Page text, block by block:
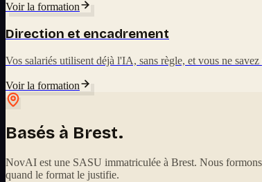
Voir la formation
Direction et encadrement
Vos salariés utilisent déjà l'IA, sans règle, et vous ne
Voir la formation
Basés à Brest.
NovAI est une SASU immatriculée à Brest. Nous
quand le format le justifie.